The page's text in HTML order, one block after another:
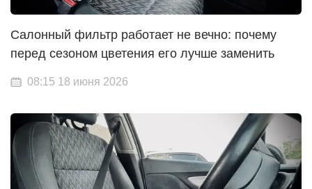
Салонный фильтр работает не вечно: почему
перед сезоном цветения его лучше заменить
08:15 18 июня 2026